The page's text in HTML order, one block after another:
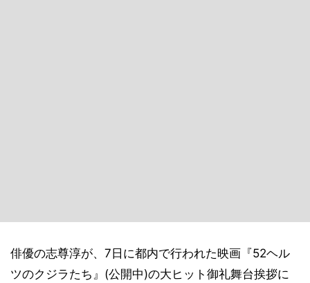
俳優の志尊淳が、7日に都内で行われた映画『52ヘル
ツのクジラたち』(公開中)の大ヒット御礼舞台挨拶に